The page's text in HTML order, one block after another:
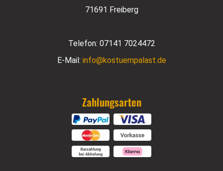
71691 Freiberg
Telefon: 07141 7024472
E-Mail: info@kostuempalast.de
Zahlungsarten